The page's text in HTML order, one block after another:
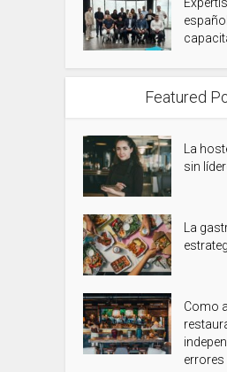
Featured
La
sin
La
Como
errores